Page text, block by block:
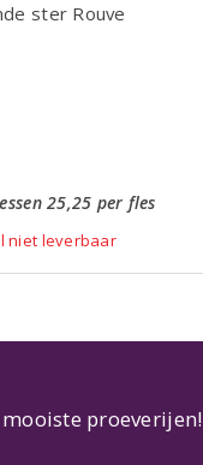
ster Rouve
25,25 per fles
niet leverbaar
proeverijen!